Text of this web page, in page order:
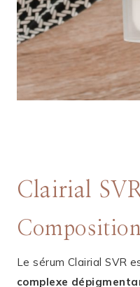
Clairial
Composition
Le sérum Clairial SVR
complexe